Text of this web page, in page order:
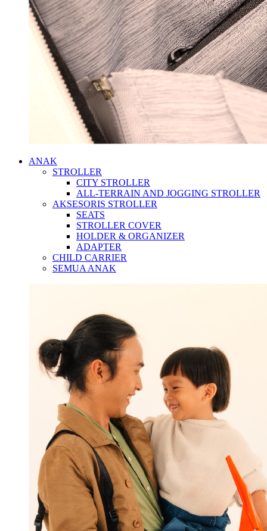
ANAK
STROLLER
CITY STROLLER
ALL-TERRAIN AND JOGGING STROLLER
AKSESORIS STROLLER
SEATS
STROLLER COVER
HOLDER & ORGANIZER
ADAPTER
CHILD CARRIER
SEMUA ANAK